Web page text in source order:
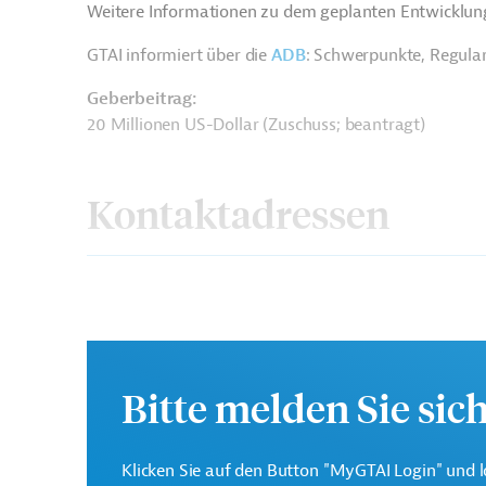
Weitere Informationen zu dem geplanten
GTAI informiert über die ADB: Schwerpunkte,
Geberbeitrag:
20 Millionen US-Dollar (Zuschuss; beantragt)
Kontaktadressen
Agency for Social
Projektträger
Bitte melden Sie
Klicken Sie auf den Button "MyGTAI Login" und